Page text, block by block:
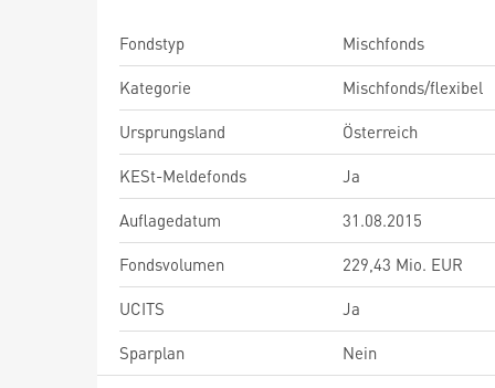
Fondstyp
Mischfonds
Kategorie
Mischfonds/flexibel
Ursprungsland
Österreich
KESt-Meldefonds
Ja
Auflagedatum
31.08.2015
Fondsvolumen
229,43 Mio. EUR
UCITS
Ja
Sparplan
Nein